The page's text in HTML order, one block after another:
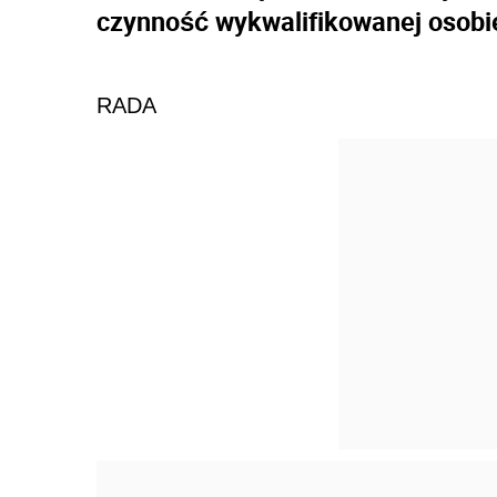
czynność wykwalifikowanej
RADA